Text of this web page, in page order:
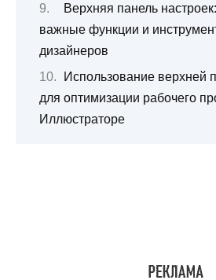
Верхняя панель
важные функции и
дизайнеров
Использование верхней
для оптимизации рабочего
Иллюстраторе